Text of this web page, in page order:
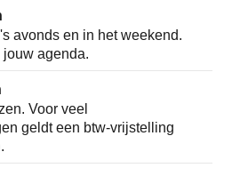
avonds en in het weekend.
agenda.
Voor veel
geldt een btw-vrijstelling